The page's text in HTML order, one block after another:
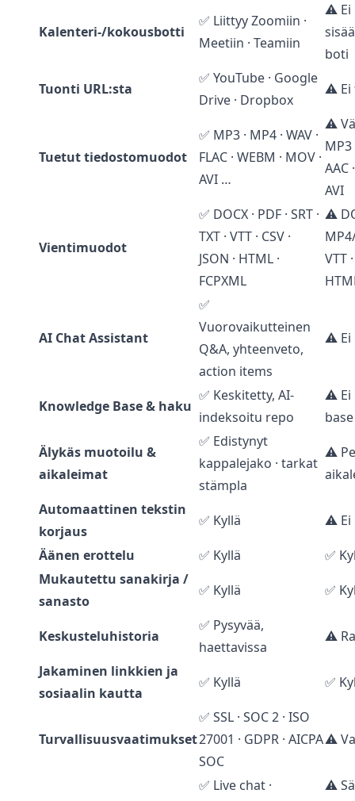
Kalenteri-/kokousbotti
✅ Liittyy Zoomiin ·
Meetiin · Teamiin
⚠️ Ei
boti
Tuonti URL:sta
✅ YouTube · Google
Drive · Dropbox
⚠️ Ei
Tuetut tiedostomuodot
✅ MP3 · MP4 · WAV ·
FLAC · WEBM · MOV ·
AVI …
⚠️
MP3
AAC
AVI
Vientimuodot
✅ DOCX · PDF · SRT ·
TXT · VTT · CSV ·
JSON · HTML ·
FCPXML
⚠️
VTT
AI Chat Assistant
✅
Vuorovaikutteinen
Q&A, yhteenveto,
action items
⚠️ Ei
Knowledge Base & haku
✅ Keskitetty, AI-
indeksoitu repo
⚠️ Ei
base
Älykäs muotoilu &
aikaleimat
✅ Edistynyt
kappalejako · tarkat
stämpla
⚠️
Automaattinen tekstin
korjaus
✅ Kyllä
⚠️ Ei
Äänen erottelu
✅ Kyllä
✅
Mukautettu sanakirja /
sanasto
✅ Kyllä ✅
Keskusteluhistoria
✅ Pysyvää,
haettavissa
⚠️
Jakaminen linkkien ja
sosiaalin kautta
✅ Kyllä ✅
Turvallisuusvaatimukset
✅ SSL · SOC 2 · ISO
27001 · GDPR · AICPA
SOC
⚠️
✅ Live chat ·
⚠️